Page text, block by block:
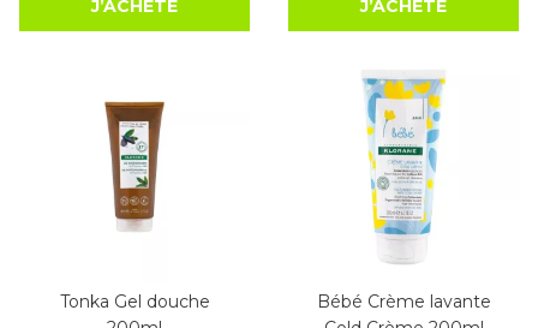
J’ACHÈTE J’ACHÈTE
Tonka Gel douche
Bébé Crème lavante